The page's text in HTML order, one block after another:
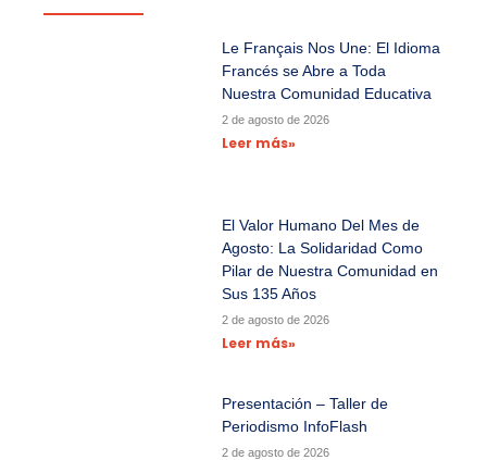
Le Français Nos Une: El Idioma
Francés se Abre a Toda
Nuestra Comunidad Educativa
2 de agosto de 2026
Leer más»
El Valor Humano Del Mes de
Agosto: La Solidaridad Como
Pilar de Nuestra Comunidad en
Sus 135 Años
2 de agosto de 2026
Leer más»
Presentación – Taller de
Periodismo InfoFlash
2 de agosto de 2026